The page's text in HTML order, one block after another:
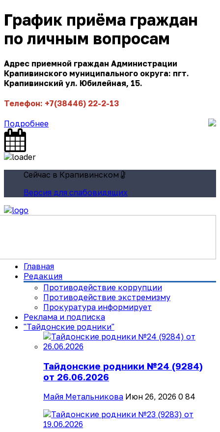
График приёма граждан
по личным вопросам
Адрес приемной граждан Администрации
Крапивинского муниципального округа: пгт.
Крапивинский ул. Юбилейная, 15.
Телефон: +7(38446) 22-2-13
Подробнее
Сейчас в Крапивинском
Версия для слабовидящих
Главная
Редакция
Противодействие коррупции
Противодействие экстремизму
Прокуратура информирует
Реклама и подписка
"Тайдонские родники"
Тайдонские родники №24 (9284)
от 26.06.2026
Майя Метальникова Июн 26, 2026 0 84